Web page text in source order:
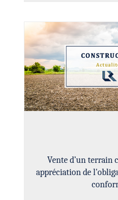
Vente d’un terrain
appréciation de